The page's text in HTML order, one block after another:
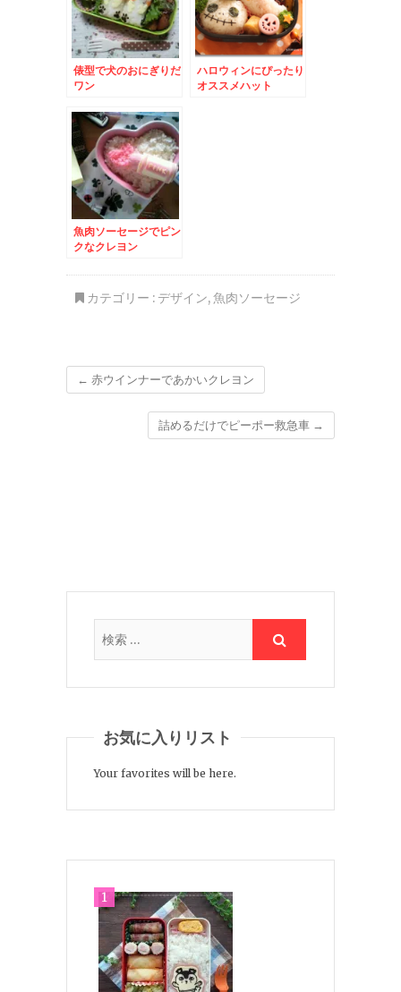
俵型で犬のおにぎりだ
ワン
ハロウィンにぴったり
オススメハット
魚肉ソーセージでピン
クなクレヨン
カテゴリー : デザイン,魚肉ソーセージ
← 赤ウインナーであかいクレヨン
詰めるだけでピーポー救急車 →
お気に入りリスト
Your favorites will be here.